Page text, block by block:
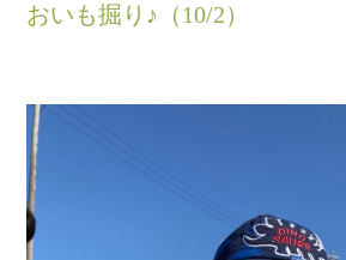
おいも掘り♪（10/2）